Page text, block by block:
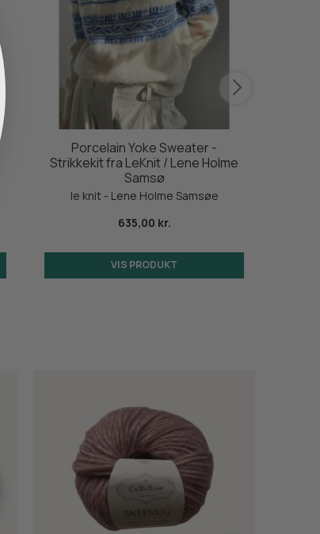
Porcelain Yoke Sweater -
Strikkekit fra LeKnit / Lene Holme
Samsø
le knit - Lene Holme Samsøe
635,00 kr.
VIS PRODUKT